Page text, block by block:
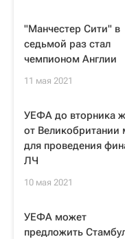
"Манчестер Сити" в
седьмой раз стал
чемпионом Англии
11 мая 2021
УЕФА до вторника
от Великобритании
для проведения
ЛЧ
10 мая 2021
УЕФА может
предложить